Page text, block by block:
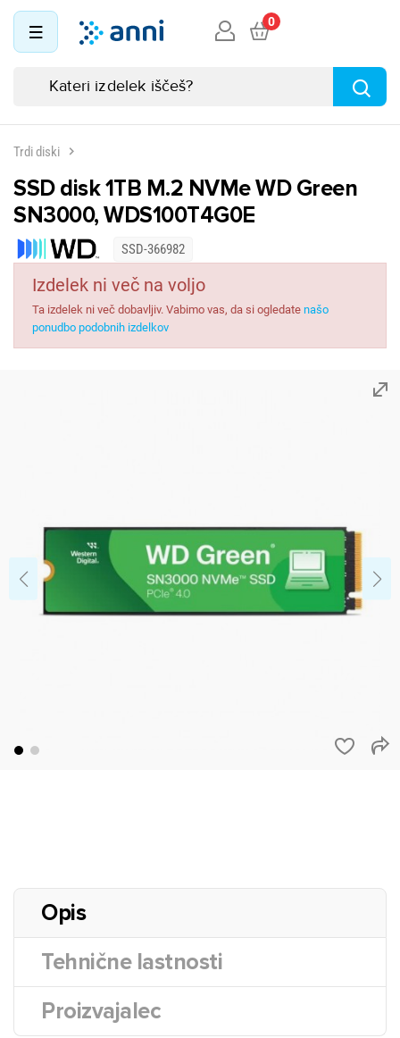
0
Trdi diski
SSD disk 1TB M.2 NVMe WD Green
SN3000, WDS100T4G0E
SSD-366982
Izdelek ni več na voljo
Ta izdelek ni več dobavljiv. Vabimo vas, da si ogledate našo
ponudbo podobnih izdelkov
Opis
Tehnične lastnosti
Proizvajalec